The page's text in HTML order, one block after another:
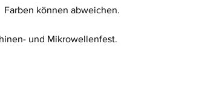
Farben können abweichen.
und Mikrowellenfest.